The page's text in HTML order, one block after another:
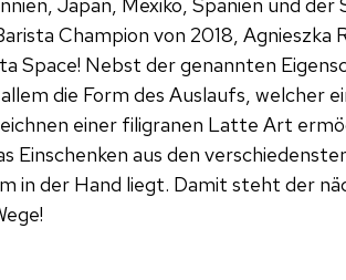
Japan, Mexiko, Spanien und der
Champion von 2018, Agnieszka
Space! Nebst der genannten
die Form des Auslaufs, welcher
einer filigranen Latte Art
Einschenken aus den
in der Hand liegt. Damit steht der